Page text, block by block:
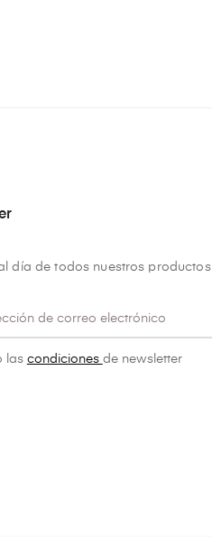
día de todos nuestros productos
las condiciones de newsletter